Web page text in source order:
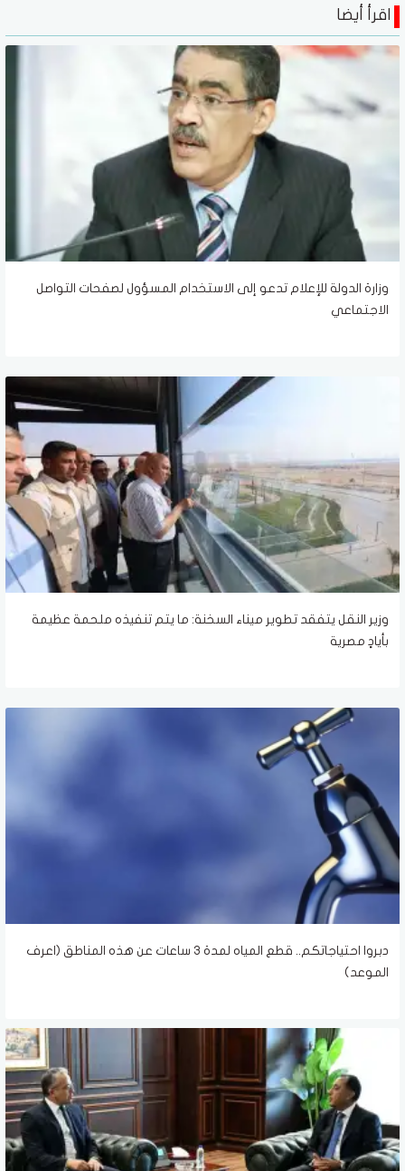
اقرأ أيضا
وزارة الدولة للإعلام تدعو إلى الاستخدام المسؤول لصفحات التواصل
الاجتماعي
وزير النقل يتفقد تطوير ميناء السخنة: ما يتم تنفيذه ملحمة عظيمة
بأيادٍ مصرية
دبروا احتياجاتكم.. قطع المياه لمدة 3 ساعات عن هذه المناطق (اعرف
الموعد)